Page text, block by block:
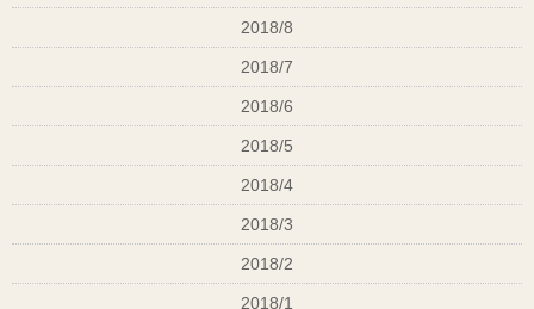
2018/8
2018/7
2018/6
2018/5
2018/4
2018/3
2018/2
2018/1